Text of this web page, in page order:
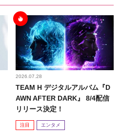
2026.07.28
TEAM H デジタルアルバム『D
AWN AFTER DARK』 8/4配信
リリース決定！
注目 エンタメ